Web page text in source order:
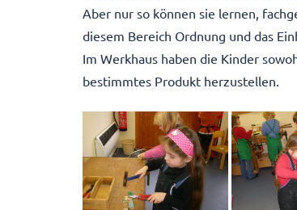
Aber nur so können sie lernen,
diesem Bereich Ordnung und das
Im Werkhaus haben die Kinder
bestimmtes Produkt herzustellen.